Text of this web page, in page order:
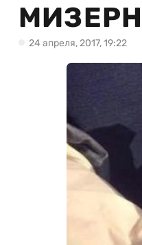
24 апреля, 2017, 19:22